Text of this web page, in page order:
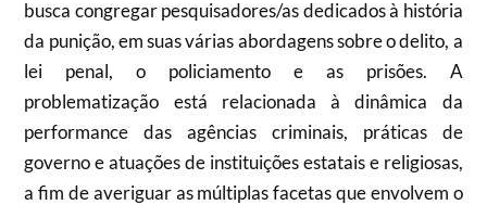
busca congregar pesquisadores/as dedicados à história
da punição, em suas várias abordagens sobre o delito, a
lei penal, o policiamento e as prisões. A
problematização está relacionada à dinâmica da
performance das agências criminais, práticas de
governo e atuações de instituições estatais e religiosas,
a fim de averiguar as múltiplas facetas que envolvem o